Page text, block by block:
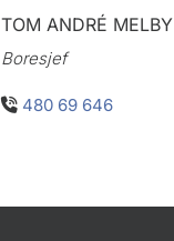
TOM ANDRÉ MELBY
Boresjef
 480 69 646